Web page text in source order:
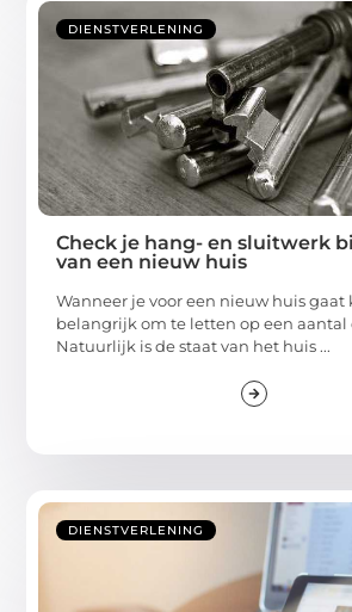
DIENSTVERLENING
Check je hang- en sluitwerk
van een nieuw huis
Wanneer je voor een nieuw huis gaat
belangrijk om te letten op een aantal
Natuurlijk is de staat van het huis ...
DIENSTVERLENING